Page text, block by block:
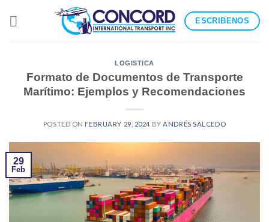
ESCRIBENOS
LOGISTICA
Formato de Documentos de Transporte
Marítimo: Ejemplos y Recomendaciones
POSTED ON FEBRUARY 29, 2024 BY ANDRÉS SALCEDO
29
Feb